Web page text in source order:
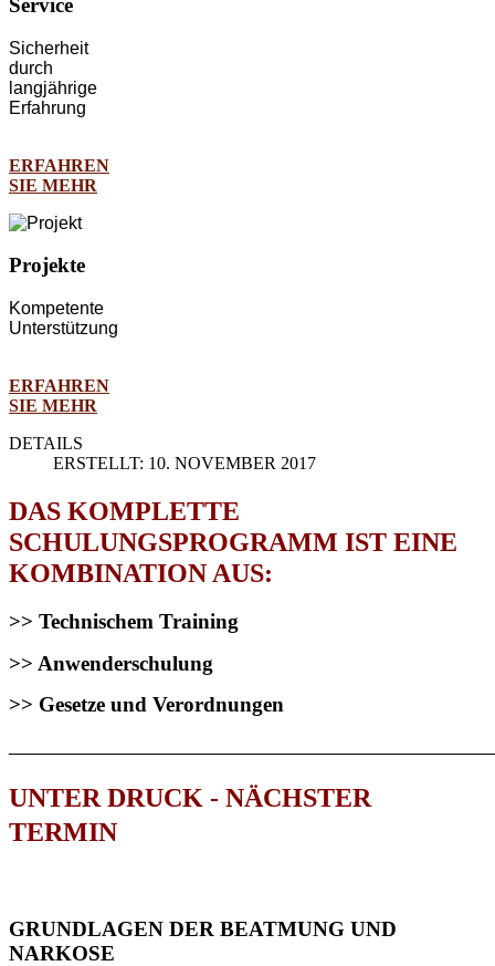
Service
Sicherheit
durch
langjährige
Erfahrung
ERFAHREN
SIE MEHR
Projekte
Kompetente
Unterstützung
ERFAHREN
SIE MEHR
DETAILS
ERSTELLT: 10. NOVEMBER 2017
DAS KOMPLETTE
SCHULUNGSPROGRAMM IST EINE
KOMBINATION AUS:
>> Technischem Training
>> Anwenderschulung
>> Gesetze und Verordnungen
UNTER DRUCK - NÄCHSTER
TERMIN
GRUNDLAGEN DER BEATMUNG UND
NARKOSE